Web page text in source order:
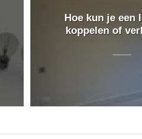
Hoe kun je een
koppelen of